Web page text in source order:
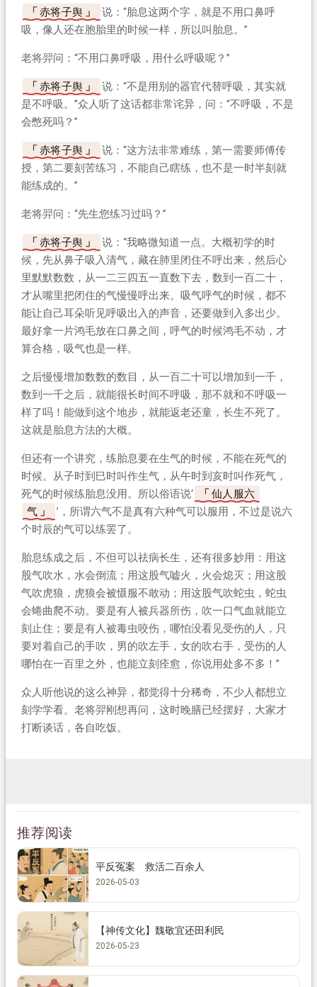
赤将子舆
说：“胎息这两个字，就是不用口鼻呼
吸，像人还在胞胎里的时候一样，所以叫胎息。”
老将羿问：“不用口鼻呼吸，用什么呼吸呢？”
赤将子舆
说：“不是用别的器官代替呼吸，其实就
是不呼吸。”众人听了这话都非常诧异，问：“不呼吸，不是
会憋死吗？”
赤将子舆
说：“这方法非常难练，第一需要师傅传
授，第二要刻苦练习，不能自己瞎练，也不是一时半刻就
能练成的。”
老将羿问：“先生您练习过吗？”
赤将子舆
说：“我略微知道一点。大概初学的时
候，先从鼻子吸入清气，藏在肺里闭住不呼出来，然后心
里默默数数，从一二三四五一直数下去，数到一百二十，
才从嘴里把闭住的气慢慢呼出来。吸气呼气的时候，都不
能让自己耳朵听见呼吸出入的声音，还要做到入多出少。
最好拿一片鸿毛放在口鼻之间，呼气的时候鸿毛不动，才
算合格，吸气也是一样。
之后慢慢增加数数的数目，从一百二十可以增加到一千，
数到一千之后，就能很长时间不呼吸，那不就和不呼吸一
样了吗！能做到这个地步，就能返老还童，长生不死了。
这就是胎息方法的大概。
但还有一个讲究，练胎息要在生气的时候，不能在死气的
时候。从子时到巳时叫作生气，从午时到亥时叫作死气，
死气的时候练胎息没用。所以俗语说‘
仙人服六
气
’，所谓六气不是真有六种气可以服用，不过是说六
个时辰的气可以练罢了。
胎息练成之后，不但可以祛病长生，还有很多妙用：用这
股气吹水，水会倒流；用这股气嘘火，火会熄灭；用这股
气吹虎狼，虎狼会被慑服不敢动；用这股气吹蛇虫，蛇虫
会蜷曲爬不动。要是有人被兵器所伤，吹一口气血就能立
刻止住；要是有人被毒虫咬伤，哪怕没看见受伤的人，只
要对着自己的手吹，男的吹左手，女的吹右手，受伤的人
哪怕在一百里之外，也能立刻痊愈，你说用处多不多！”
众人听他说的这么神异，都觉得十分稀奇，不少人都想立
刻学学看。老将羿刚想再问，这时晚膳已经摆好，大家才
打断谈话，各自吃饭。
推荐阅读
平反冤案 救活二百余人
2026-05-03
【神传文化】魏敬宜还田利民
2026-05-23